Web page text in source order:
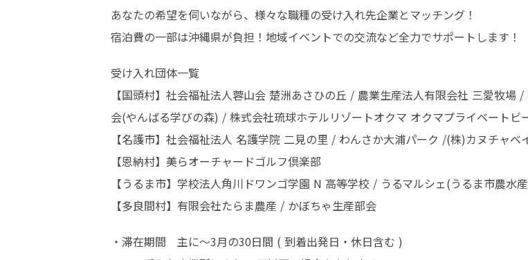
あなたの希望を伺いながら、様々な職種の受け入れ先企業とマッチング！
宿泊費の一部は沖縄県が負担！地域イベントでの交流など全力でサポートします！
受け入れ団体一覧
【国頭村】社会福祉法人蓉山会 楚洲あさひの丘 / 農業生産法人有限会社 三愛牧
会(やんばる学びの森) / 株式会社琉球ホテルリゾートオクマ オクマプライベート
【名護市】社会福祉法人 名護学院 二見の里 / わんさか大浦パーク /(株)カヌチャベ
【恩納村】美らオーチャードゴルフ倶楽部
【うるま市】学校法人角川ドワンゴ学園 N 高等学校 / うるマルシェ(うるま市農
【多良間村】有限会社たらま農産 / かぼちゃ生産部会
・滞在期間	主に～3月の30日間 ( 到着出発日・休日含む )